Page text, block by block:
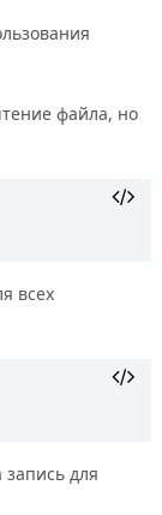
файла, но
всех
для